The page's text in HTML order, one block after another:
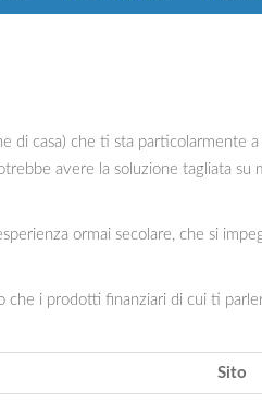
di casa) che ti sta particolarmente
avere la soluzione tagliata su
ormai secolare, che si
i prodotti finanziari di cui ti
Sito